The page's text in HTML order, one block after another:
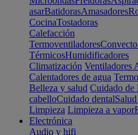
asarBatidorasAmasadores
CocinaTostadoras
Calefacción
Termoventiladores
TérmicosHumidificadores
Climatización Ventiladores
Calentadores de agua
Belleza y salud Cuidado de
cabelloCuidado dental
Limpieza Limpieza a vapor
Electrónica
Audio y hifi